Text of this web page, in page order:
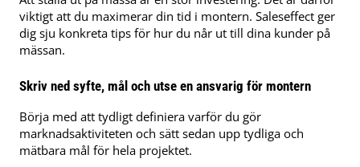
viktigt att du maximerar din tid i montern. Saleseffect ger
dig sju konkreta tips för hur du når ut till dina kunder på
mässan.
Skriv ned syfte, mål och utse en ansvarig för montern
Börja med att tydligt definiera varför du gör
marknadsaktiviteten och sätt sedan upp tydliga och
mätbara mål för hela projektet.